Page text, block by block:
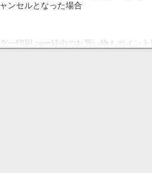
ンセルとなった場合
ー印刷.com経由のお買い物もポイント